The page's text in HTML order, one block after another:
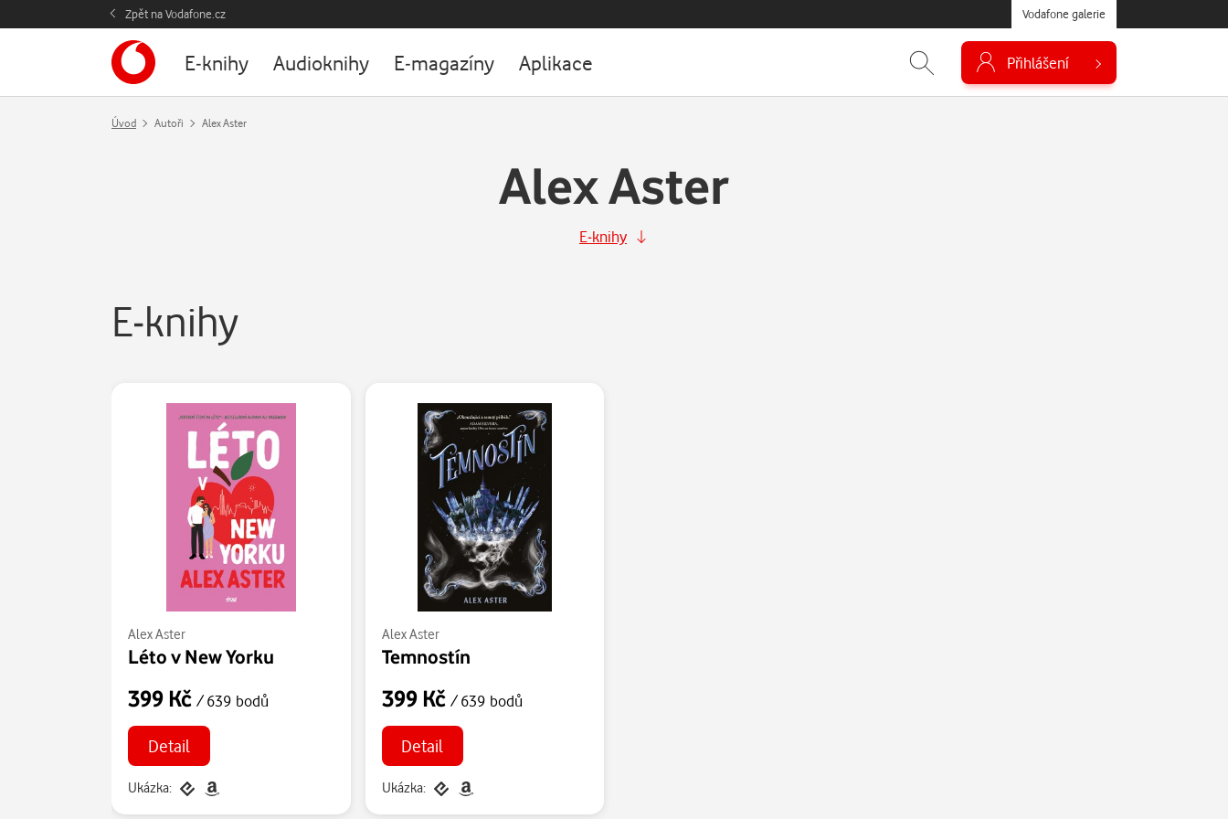
Zpět na Vodafone.cz Vodafone galerie
E-knihy Audioknihy E-magazíny Aplikace Přihlášení
Úvod Autoři Alex Aster
Alex Aster
E-knihy
E-knihy
Alex Aster
Léto v New Yorku
399 Kč / 639 bodů
Detail
Ukázka:
Alex Aster
Temnostín
399 Kč / 639 bodů
Detail
Ukázka: